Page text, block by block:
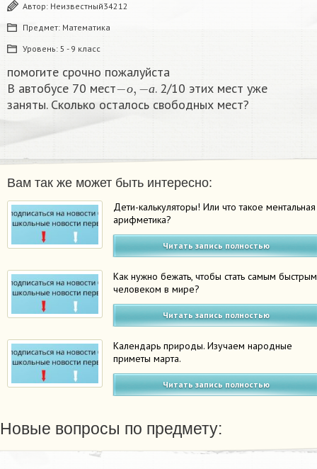
Автор: Неизвестный34212
Предмет: Математика
Уровень: 5 - 9 класс
помогите срочно пожалуйста
В автобусе 70 мест
о а
−о,−а
. 2/10 этих мест уже
заняты. Сколько осталось свободных мест?
Вам так же может быть интересно:
Дети-калькуляторы! Или что такое ментальная
арифметика?
Читать запись полностью
Как нужно бежать, чтобы стать самым быстрым
человеком в мире?
Читать запись полностью
Календарь природы. Изучаем народные
приметы марта.
Читать запись полностью
Новые вопросы по предмету: